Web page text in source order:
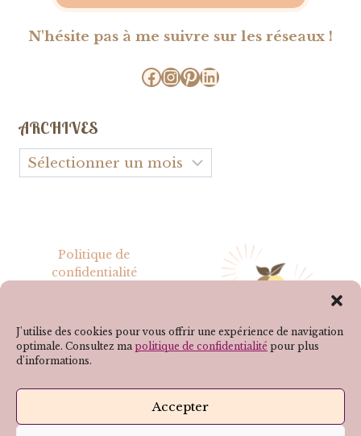
J'utilise des cookies pour vous offrir une expérience de navigation
optimale. Consultez mapolitique de confidentialité pour plus
d'informations.
Accepter
N'hésite pas à me suivre sur les réseaux !
Facebook
Instagram
Pinterest
LinkedIn
ARCHIVES
Archives
Politique de
confidentialité
SUIVEZ-MOI SUR LES RÉSEAUX !